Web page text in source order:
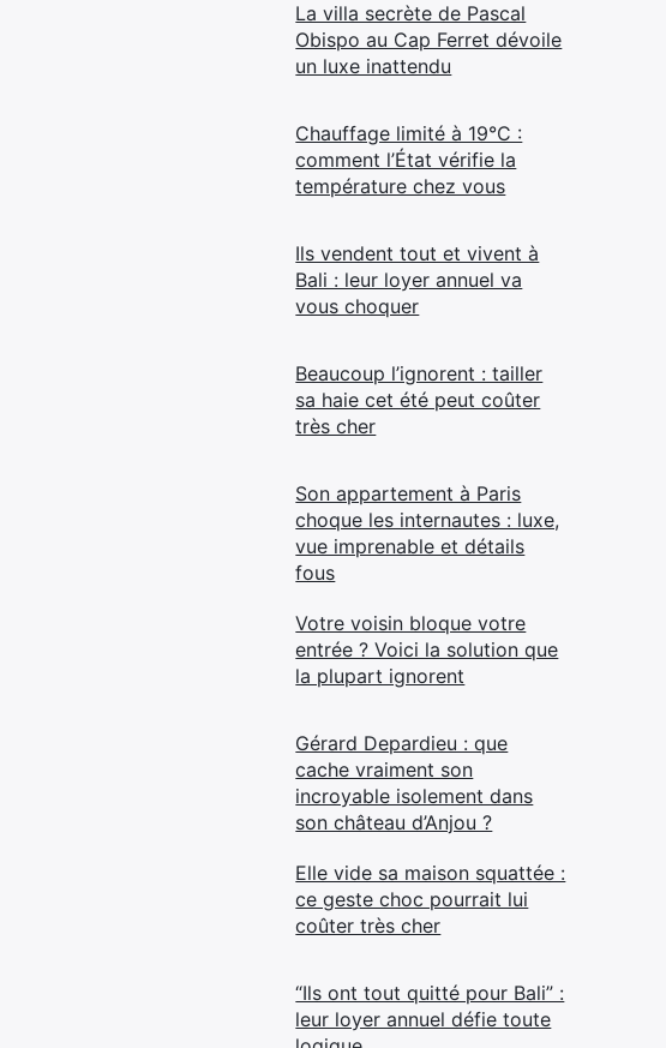
La villa secrète de Pascal
Obispo au Cap Ferret dévoile
un luxe inattendu
Chauffage limité à 19°C :
comment l’État vérifie la
température chez vous
Ils vendent tout et vivent à
Bali : leur loyer annuel va
vous choquer
Beaucoup l’ignorent : tailler
sa haie cet été peut coûter
très cher
Son appartement à Paris
choque les internautes : luxe,
vue imprenable et détails
fous
Votre voisin bloque votre
entrée ? Voici la solution que
la plupart ignorent
Gérard Depardieu : que
cache vraiment son
incroyable isolement dans
son château d’Anjou ?
Elle vide sa maison squattée :
ce geste choc pourrait lui
coûter très cher
“Ils ont tout quitté pour Bali” :
leur loyer annuel défie toute